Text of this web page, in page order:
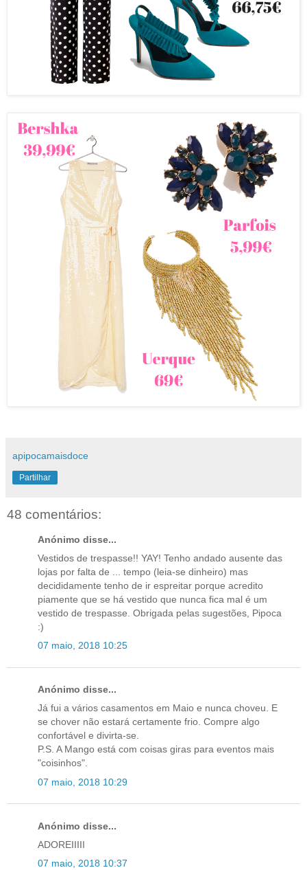
apipocamaisdoce
Partilhar
48 comentários:
Anónimo disse...
Vestidos de trespasse!! YAY! Tenho andado ausente das
lojas por falta de ... tempo (leia-se dinheiro) mas
decididamente tenho de ir espreitar porque acredito
piamente que se há vestido que nunca fica mal é um
vestido de trespasse. Obrigada pelas sugestões, Pipoca
:)
07 maio, 2018 10:25
Anónimo disse...
Já fui a vários casamentos em Maio e nunca choveu. E
se chover não estará certamente frio. Compre algo
confortável e divirta-se.
P.S. A Mango está com coisas giras para eventos mais
"coisinhos".
07 maio, 2018 10:29
Anónimo disse...
ADOREIIIII
07 maio, 2018 10:37